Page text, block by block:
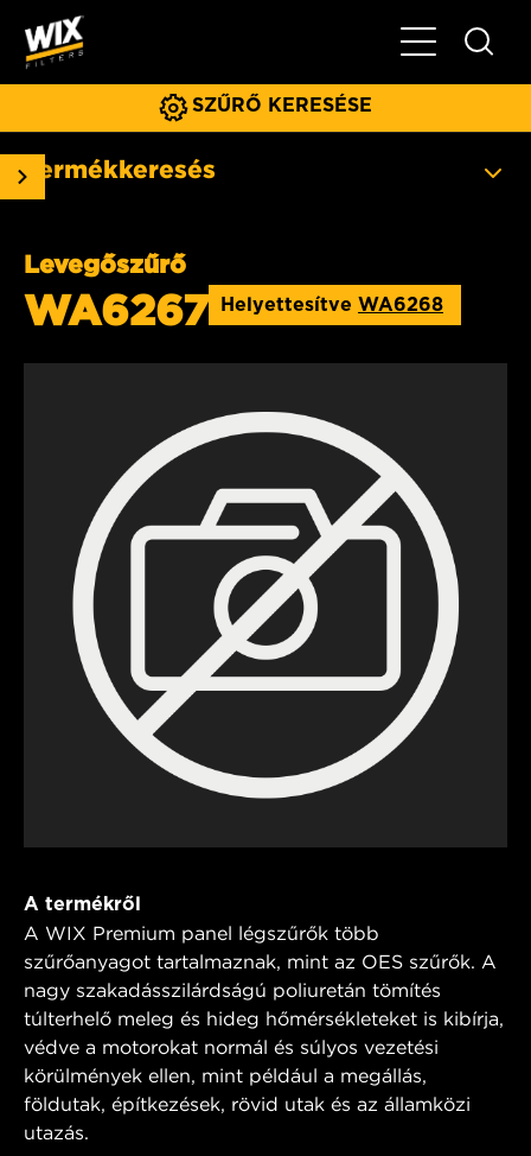
Főmenü
SZŰRŐ KERESÉSE
Termékkeresés
Levegőszűrő
WA6267 Helyettesítve WA6268
A termékről
A WIX Premium panel légszűrők több
szűrőanyagot tartalmaznak, mint az OES szűrők. A
nagy szakadásszilárdságú poliuretán tömítés
túlterhelő meleg és hideg hőmérsékleteket is kibírja,
védve a motorokat normál és súlyos vezetési
körülmények ellen, mint például a megállás,
földutak, építkezések, rövid utak és az államközi
utazás.